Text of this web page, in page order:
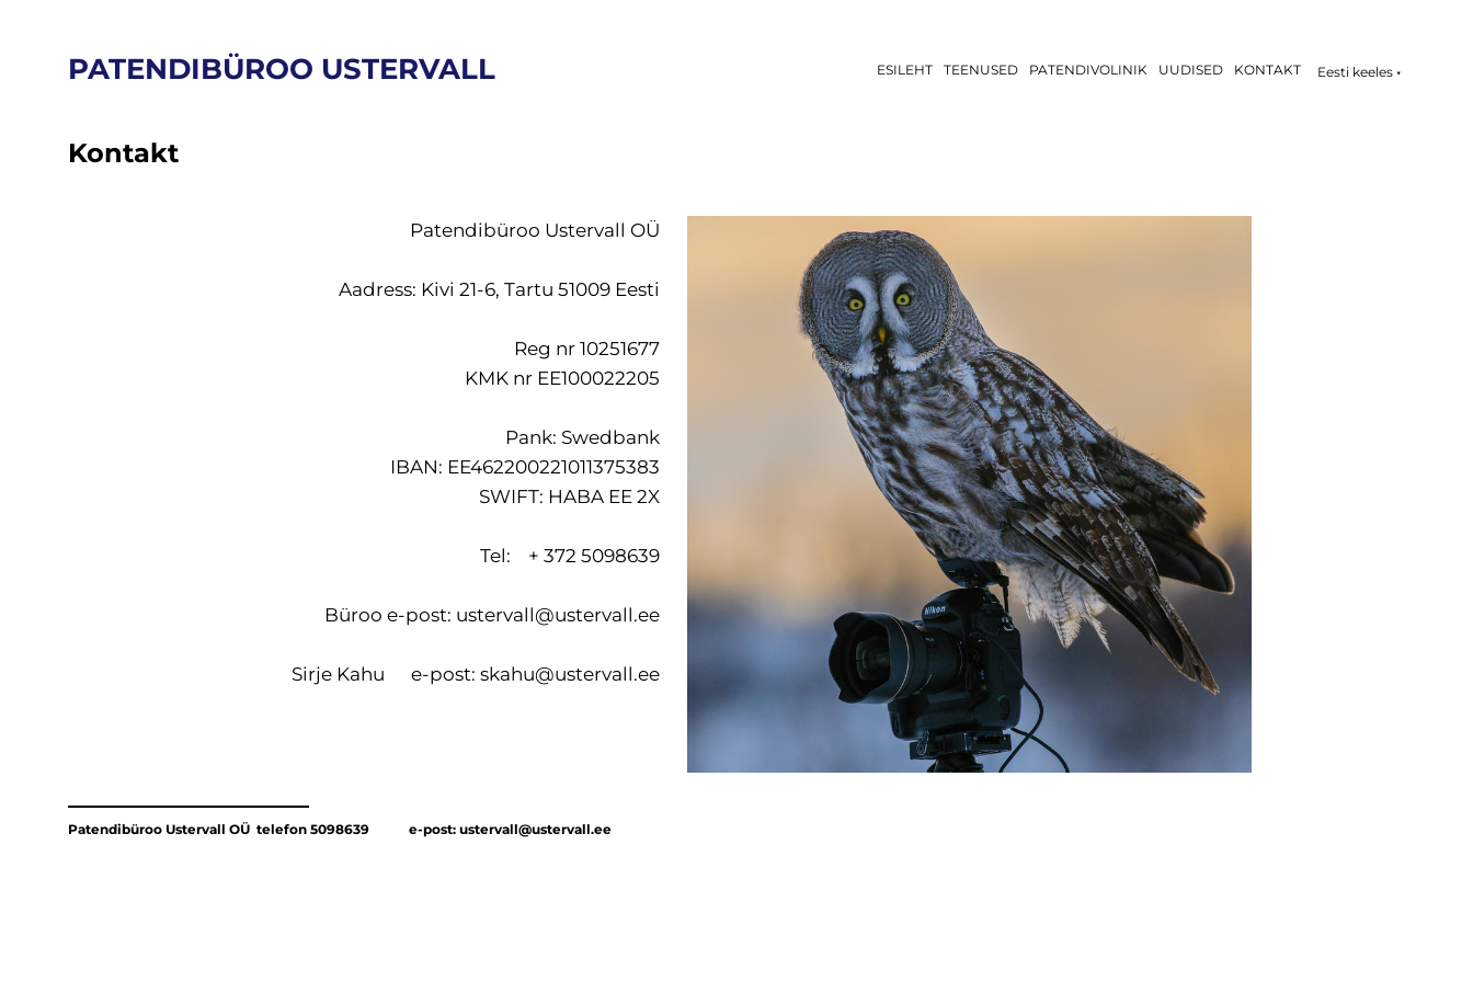
PATENDIBÜROO USTERVALL ESILEHT TEENUSED PATENDIVOLINIK UUDISED KONTAKT Eesti keeles ▼
Kontakt
Patendibüroo Ustervall OÜ
Aadress: Kivi 21-6, Tartu 51009 Eesti
Reg nr 10251677
KMK nr EE100022205
Pank: Swedbank
IBAN: EE462200221011375383
SWIFT: HABA EE 2X
Tel: + 372 5098639
Büroo e-post: ustervall@ustervall.ee
Sirje Kahu e-post: skahu@ustervall.ee
Patendibüroo Ustervall OÜ telefon 5098639 e-post: ustervall@ustervall.ee